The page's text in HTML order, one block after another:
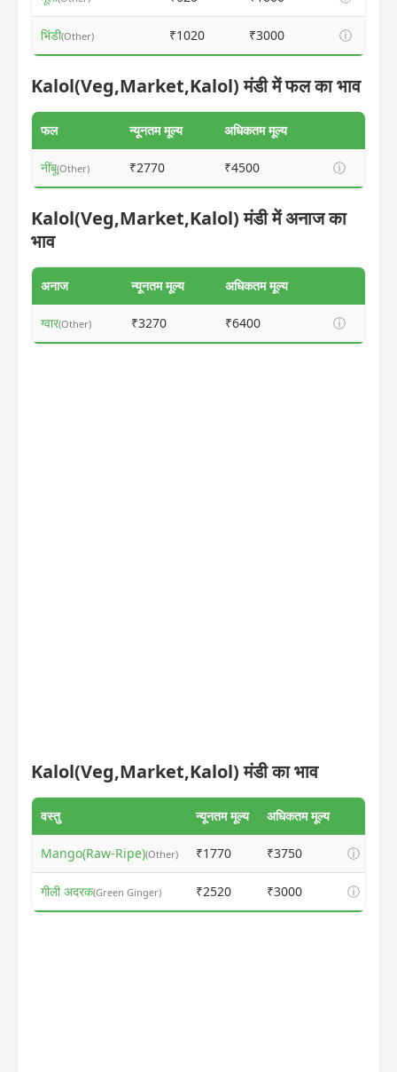
भिंडी(Other) ₹1020 ₹3000 ⓘ
Kalol(Veg,Market,Kalol) मंडी में फल का भाव
फल न्यूनतम मूल्य अधिकतम मूल्य
नींबू(Other) ₹2770 ₹4500 ⓘ
Kalol(Veg,Market,Kalol) मंडी में अनाज का
भाव
अनाज न्यूनतम मूल्य अधिकतम मूल्य
ग्वार(Other) ₹3270 ₹6400 ⓘ
Kalol(Veg,Market,Kalol) मंडी का भाव
वस्तु न्यूनतम मूल्य अधिकतम मूल्य
Mango(Raw-Ripe)(Other) ₹1770 ₹3750 ⓘ
गीली अदरक(Green Ginger) ₹2520 ₹3000 ⓘ